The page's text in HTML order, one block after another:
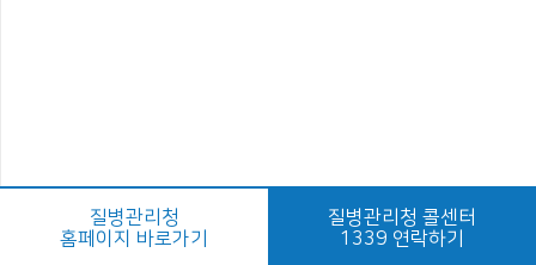
질병관리청
홈페이지 바로가기
질병관리청 콜센터
1339 연락하기